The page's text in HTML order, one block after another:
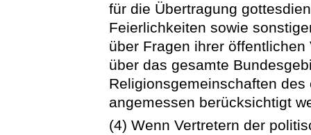
für die Übertragung
Feierlichkeiten sowie
über Fragen ihrer
über das gesamte
Religionsgemeinschaften
angemessen berücksichtigt
(4) Wenn Vertretern der